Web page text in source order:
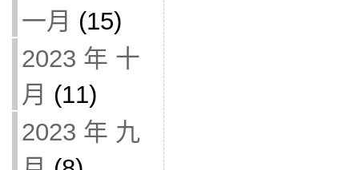
一月 (15)
2023 年 十
月 (11)
2023 年 九